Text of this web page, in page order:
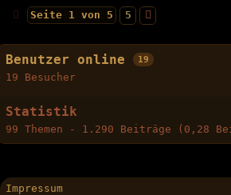
Seite 1 von 5 5
Benutzer online 19
19 Besucher
Statistik
99 Themen - 1.290 Beiträge (0,28
Impressum